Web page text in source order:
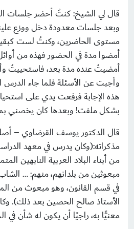
قال لي الشيخ: كنتُ أحضر جلسات
وبعد جلسات معدودة دخل ووزع
مستوى الحاضرين، وكنتُ لست
أمضوا مدة في الحضور فهذه من
أمضيتُ عنده مدة بعد، فاستحييتُ
وأجبت عن الأسئلة فلما جاء
هذه الإجابة فرفعت يدي على
بشكل ملفت! وبعدها كان يخصني
قال الدكتور يوسف القرضاوي –
مذكراته:(وكان يدرس في معهد
من أبناء البلاد العربية النابهين
مبعوثين من بلدانهم، منهم: …
في قسم القانون، وهو مبعوث من
الأستاذ صالح الحصين بعد ذلك).
معنيًّا به، راجيًا أن يكون له شأن في